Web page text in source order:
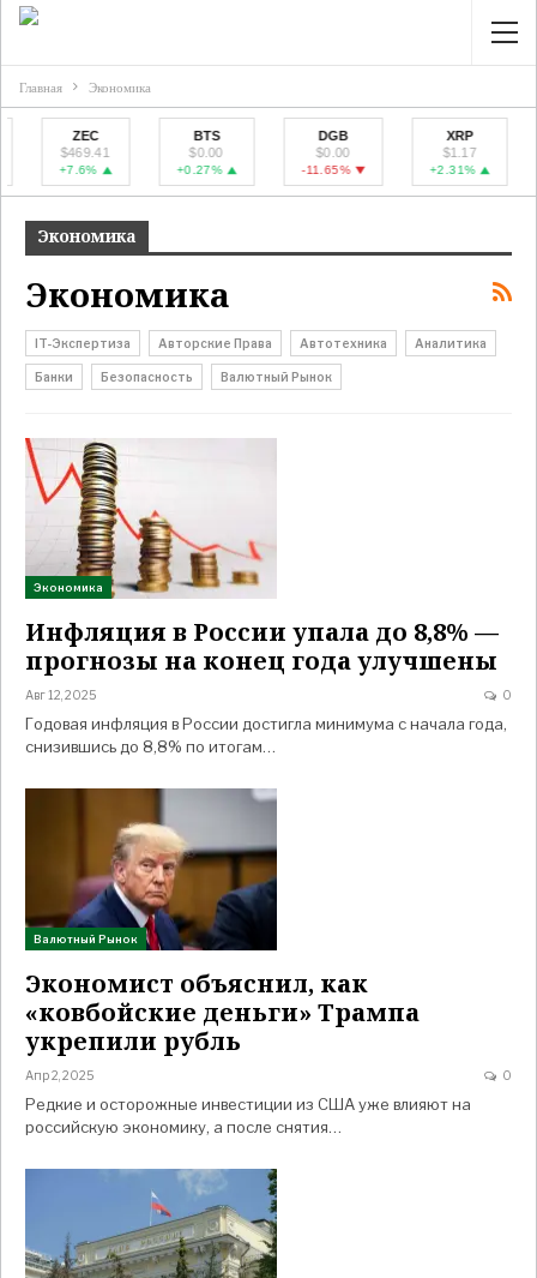
Главная Экономика
ZEC
$469.41
+7.6%
BTS
$0.00
+0.27%
DGB
$0.00
-11.65%
XRP
$1.17
+2.31%
Экономика
Экономика
IT-Экспертиза Авторские Права Автотехника Аналитика
Банки Безопасность Валютный Рынок
Экономика
Инфляция в России упала до 8,8% —
прогнозы на конец года улучшены
Авг 12, 2025 0
Годовая инфляция в России достигла минимума с начала года,
снизившись до 8,8% по итогам…
Валютный Рынок
Экономист объяснил, как
«ковбойские деньги» Трампа
укрепили рубль
Апр 2, 2025 0
Редкие и осторожные инвестиции из США уже влияют на
российскую экономику, а после снятия…